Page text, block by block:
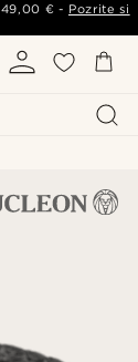
49,00 € - Pozrite si